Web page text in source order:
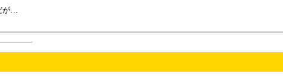
が…